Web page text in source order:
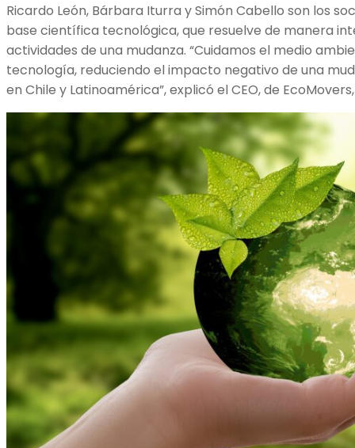
Ricardo León, Bárbara Iturra y Simón Cabello son los
base científica tecnológica, que resuelve de manera
actividades de una mudanza. “Cuidamos el medio
tecnología, reduciendo el impacto negativo de una
en Chile y Latinoamérica”, explicó el CEO, de